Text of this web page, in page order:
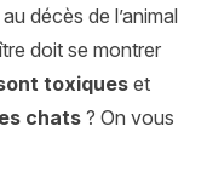
décès de l’animal
doit se montrer
toxiques et
chats ? On vous